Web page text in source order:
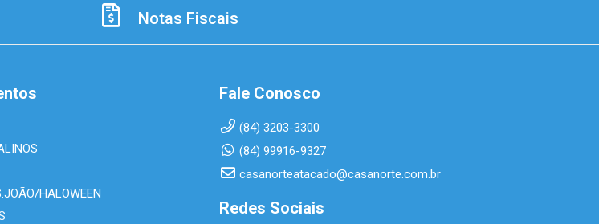
Notas Fiscais
HALOWEEN
Fale Conosco
(84) 3203-3300
(84) 99916-9327
casanorteatacado@casanorte.com.br
Redes Sociais